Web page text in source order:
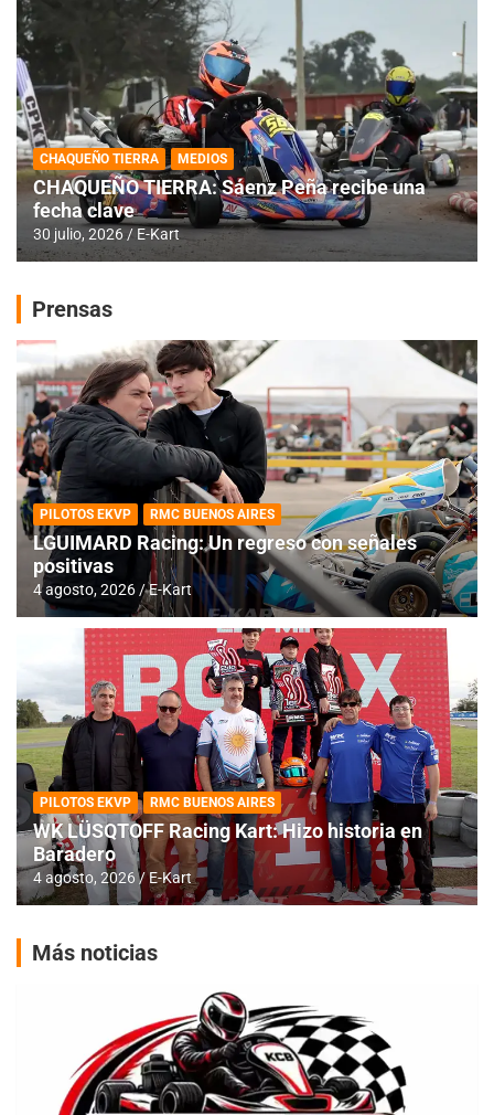
CHAQUEÑO TIERRA MEDIOS
CHAQUEÑO TIERRA: Sáenz Peña recibe una
fecha clave
30 julio, 2026 E-Kart
Prensas
PILOTOS EKVP RMC BUENOS AIRES
LGUIMARD Racing: Un regreso con señales
positivas
4 agosto, 2026 E-Kart
PILOTOS EKVP RMC BUENOS AIRES
WK LÜSQTOFF Racing Kart: Hizo historia en
Baradero
4 agosto, 2026 E-Kart
Más noticias